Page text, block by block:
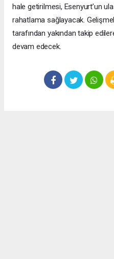
hale getirilmesi, Esenyurt’un
rahatlama sağlayacak.
tarafından yakından takip
devam edecek.